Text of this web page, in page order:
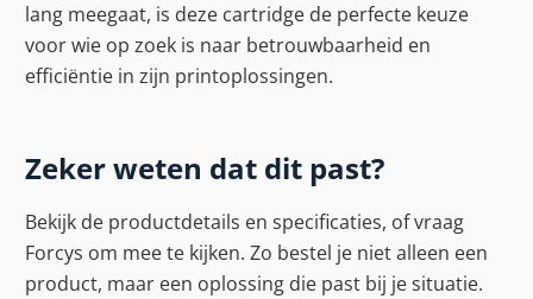
lang meegaat, is deze cartridge de perfecte keuze
voor wie op zoek is naar betrouwbaarheid en
efficiëntie in zijn printoplossingen.
Zeker weten dat dit past?
Bekijk de productdetails en specificaties, of vraag
Forcys om mee te kijken. Zo bestel je niet alleen een
product, maar een oplossing die past bij je situatie.